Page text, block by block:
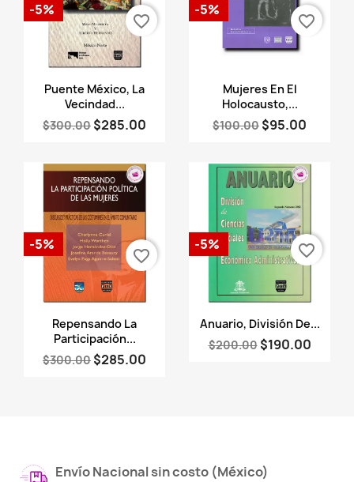
Vista rápida
Puente México, La
Vecindad...
$300.00 $285.00
-5%
favorite_border
Vista rápida
Mujeres En El
Holocausto,...
$100.00 $95.00
-5%
favorite_border
Vista rápida
Repensando La
Participación...
$300.00 $285.00
-5%
favorite_border
Vista rápida
Anuario, División De...
$200.00 $190.00
-5% favorite_border
Envío Nacional sin costo (México)